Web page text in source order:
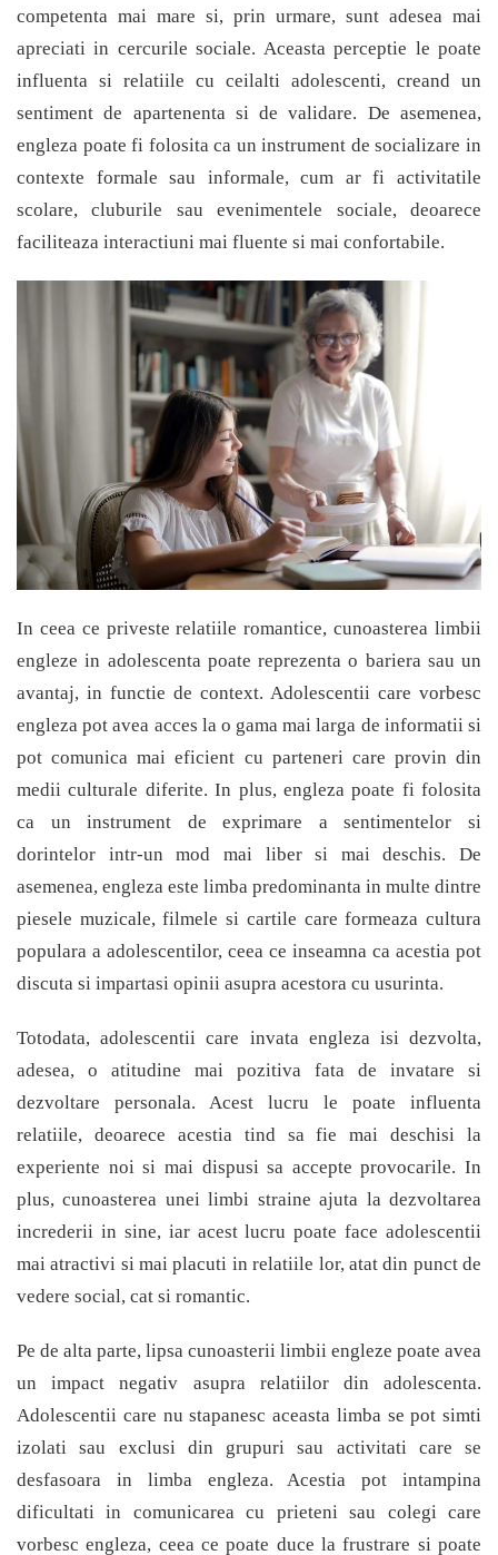
competenta mai mare si, prin urmare, sunt adesea mai
apreciati in cercurile sociale. Aceasta perceptie le poate
influenta si relatiile cu ceilalti adolescenti, creand un
sentiment de apartenenta si de validare. De asemenea,
engleza poate fi folosita ca un instrument de socializare in
contexte formale sau informale, cum ar fi activitatile
scolare, cluburile sau evenimentele sociale, deoarece
faciliteaza interactiuni mai fluente si mai confortabile.
In ceea ce priveste relatiile romantice, cunoasterea limbii
engleze in adolescenta poate reprezenta o bariera sau un
avantaj, in functie de context. Adolescentii care vorbesc
engleza pot avea acces la o gama mai larga de informatii si
pot comunica mai eficient cu parteneri care provin din
medii culturale diferite. In plus, engleza poate fi folosita
ca un instrument de exprimare a sentimentelor si
dorintelor intr-un mod mai liber si mai deschis. De
asemenea, engleza este limba predominanta in multe dintre
piesele muzicale, filmele si cartile care formeaza cultura
populara a adolescentilor, ceea ce inseamna ca acestia pot
discuta si impartasi opinii asupra acestora cu usurinta.
Totodata, adolescentii care invata engleza isi dezvolta,
adesea, o atitudine mai pozitiva fata de invatare si
dezvoltare personala. Acest lucru le poate influenta
relatiile, deoarece acestia tind sa fie mai deschisi la
experiente noi si mai dispusi sa accepte provocarile. In
plus, cunoasterea unei limbi straine ajuta la dezvoltarea
increderii in sine, iar acest lucru poate face adolescentii
mai atractivi si mai placuti in relatiile lor, atat din punct de
vedere social, cat si romantic.
Pe de alta parte, lipsa cunoasterii limbii engleze poate avea
un impact negativ asupra relatiilor din adolescenta.
Adolescentii care nu stapanesc aceasta limba se pot simti
izolati sau exclusi din grupuri sau activitati care se
desfasoara in limba engleza. Acestia pot intampina
dificultati in comunicarea cu prieteni sau colegi care
vorbesc engleza, ceea ce poate duce la frustrare si poate